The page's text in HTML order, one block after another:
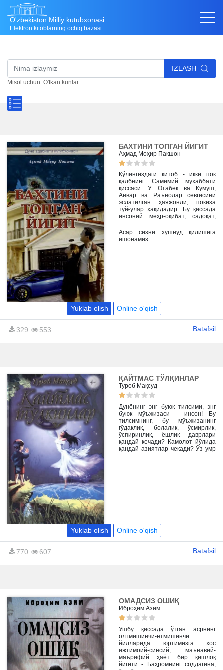
O'zbekiston Milliy kutubxonasi
Elektron kitoblarning ochiq bazasi
IZLASH
Misol uchun: O'tkan kunlar
БАХТИНИ ТОПГАН ЙИГИТ
Аҳмад Моҳир Пакшон
Қўлингиздаги китоб - икки пок
қалбнинг Самимий муҳаббати
қиссаси. У Отабек ва Кумуш,
Анвар ва Раънолар севгисини
эслатилган ҳаяжонли, покиза
туйғулар ҳақидадир. Бу қиссада
инсоний меҳр-оқибат, садоқат,
Асар сизни хушнуд қилишига
ишонамиз.
Yuklab olish Online o'qish
329 553 Batafsil
ҚАЙТМАС ТЎЛҚИНЛАР
Туроб Мақсуд
Дунёнинг энг буюк тилсими, энг
буюк мўъжизаси - инсон! Бу
тилсимнинг, бу мўъжизанинг
гўдаклик, болалик, ўсмирлик,
ўспиринлик, ёшлик даврлари
қандай кечади? Камолот йўлида
қандай азиятлар чекади? Ўз умр
Yuklab olish Online o'qish
770 607 Batafsil
ОМАДСИЗ ОШИҚ
Иброҳим Азим
Ушбу қиссада ўтган асрнинг
олтмишинчи-етмишинчи
йилларида юртимизга хос
ижтимоий-сиёсий, маънавий-
маърифий ҳаёт бир қишлоқ
йигити - Баҳромнинг соддагина,